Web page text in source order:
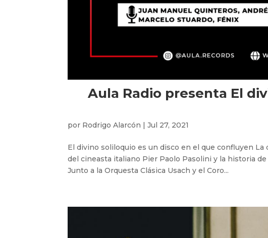
Aula Radio presenta El
por Rodrigo Alarcón |Jul 27, 2021
El divino soliloquio es un disco en el que confluyen
del cineasta italiano Pier Paolo Pasolini y la historia
Junto a la Orquesta Clásica Usach y el Coro...